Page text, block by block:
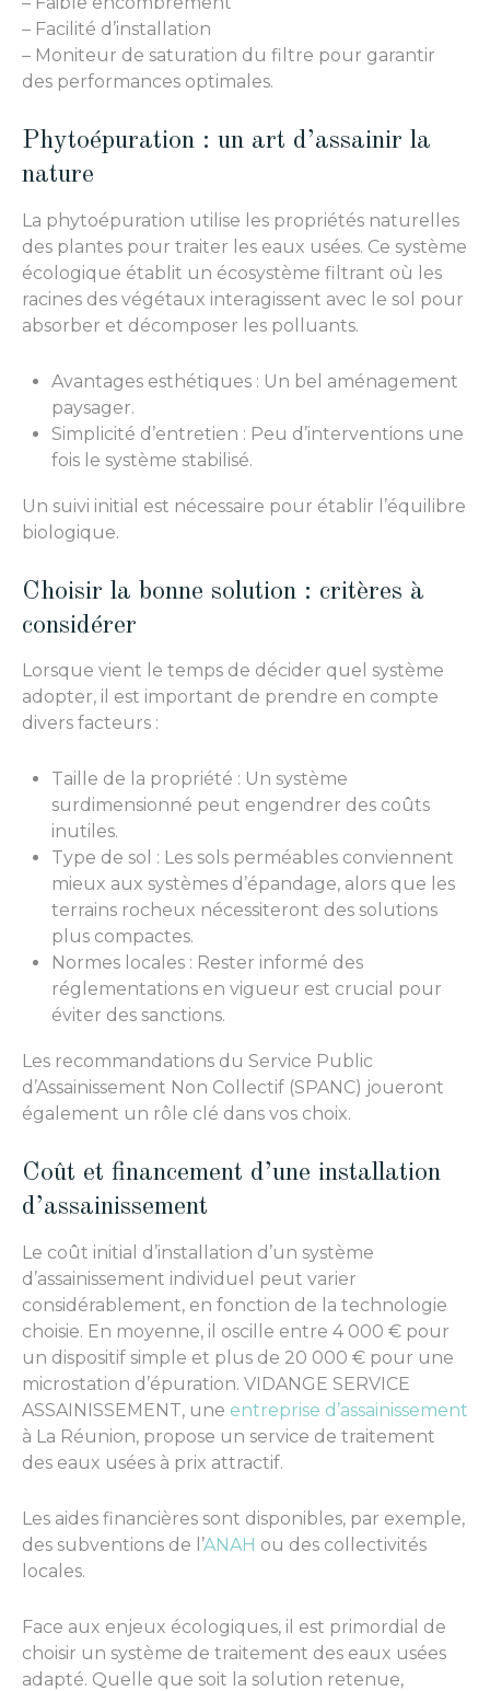
– Facilité d’installation
– Moniteur de saturation du filtre pour garantir
des performances optimales.
Phytoépuration : un art d’assainir la
nature
La phytoépuration utilise les propriétés naturelles
des plantes pour traiter les eaux usées. Ce système
écologique établit un écosystème filtrant où les
racines des végétaux interagissent avec le sol pour
absorber et décomposer les polluants.
Avantages esthétiques : Un bel aménagement
paysager.
Simplicité d’entretien : Peu d’interventions une
fois le système stabilisé.
Un suivi initial est nécessaire pour établir l’équilibre
biologique.
Choisir la bonne solution : critères à
considérer
Lorsque vient le temps de décider quel système
adopter, il est important de prendre en compte
divers facteurs :
Taille de la propriété : Un système
surdimensionné peut engendrer des coûts
inutiles.
Type de sol : Les sols perméables conviennent
mieux aux systèmes d’épandage, alors que les
terrains rocheux nécessiteront des solutions
plus compactes.
Normes locales : Rester informé des
réglementations en vigueur est crucial pour
éviter des sanctions.
Les recommandations du Service Public
d’Assainissement Non Collectif (SPANC) joueront
également un rôle clé dans vos choix.
Coût et financement d’une installation
d’assainissement
Le coût initial d’installation d’un système
d’assainissement individuel peut varier
considérablement, en fonction de la technologie
choisie. En moyenne, il oscille entre 4 000 € pour
un dispositif simple et plus de 20 000 € pour une
microstation d’épuration. VIDANGE SERVICE
ASSAINISSEMENT, une entreprise d’assainissement
à La Réunion, propose un service de traitement
des eaux usées à prix attractif.
Les aides financières sont disponibles, par exemple,
des subventions de l’ANAH ou des collectivités
locales.
Face aux enjeux écologiques, il est primordial de
choisir un système de traitement des eaux usées
adapté. Quelle que soit la solution retenue,